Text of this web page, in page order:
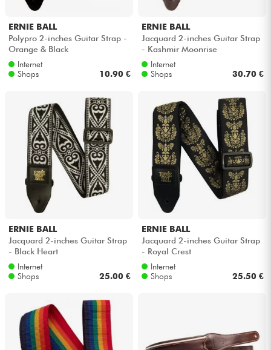
ERNIE BALL
Polypro 2-inches Guitar Strap -
Orange & Black
Internet
Shops
10.90 €
ERNIE BALL
Jacquard 2-inches Guitar Strap
- Kashmir Moonrise
Internet
Shops
30.70 €
ERNIE BALL
Jacquard 2-inches Guitar Strap
- Black Heart
Internet
Shops
25.00 €
ERNIE BALL
Jacquard 2-inches Guitar Strap
- Royal Crest
Internet
Shops
25.50 €